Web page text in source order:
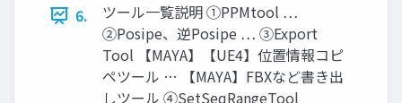
6.
ツール一覧説明 ①PPMtool …
②Posipe、逆Posipe … ③Export
Tool 【MAYA】【UE4】位置情報コピ
ペツール … 【MAYA】FBXなど書き出
しツール ④SetSeqRangeTool